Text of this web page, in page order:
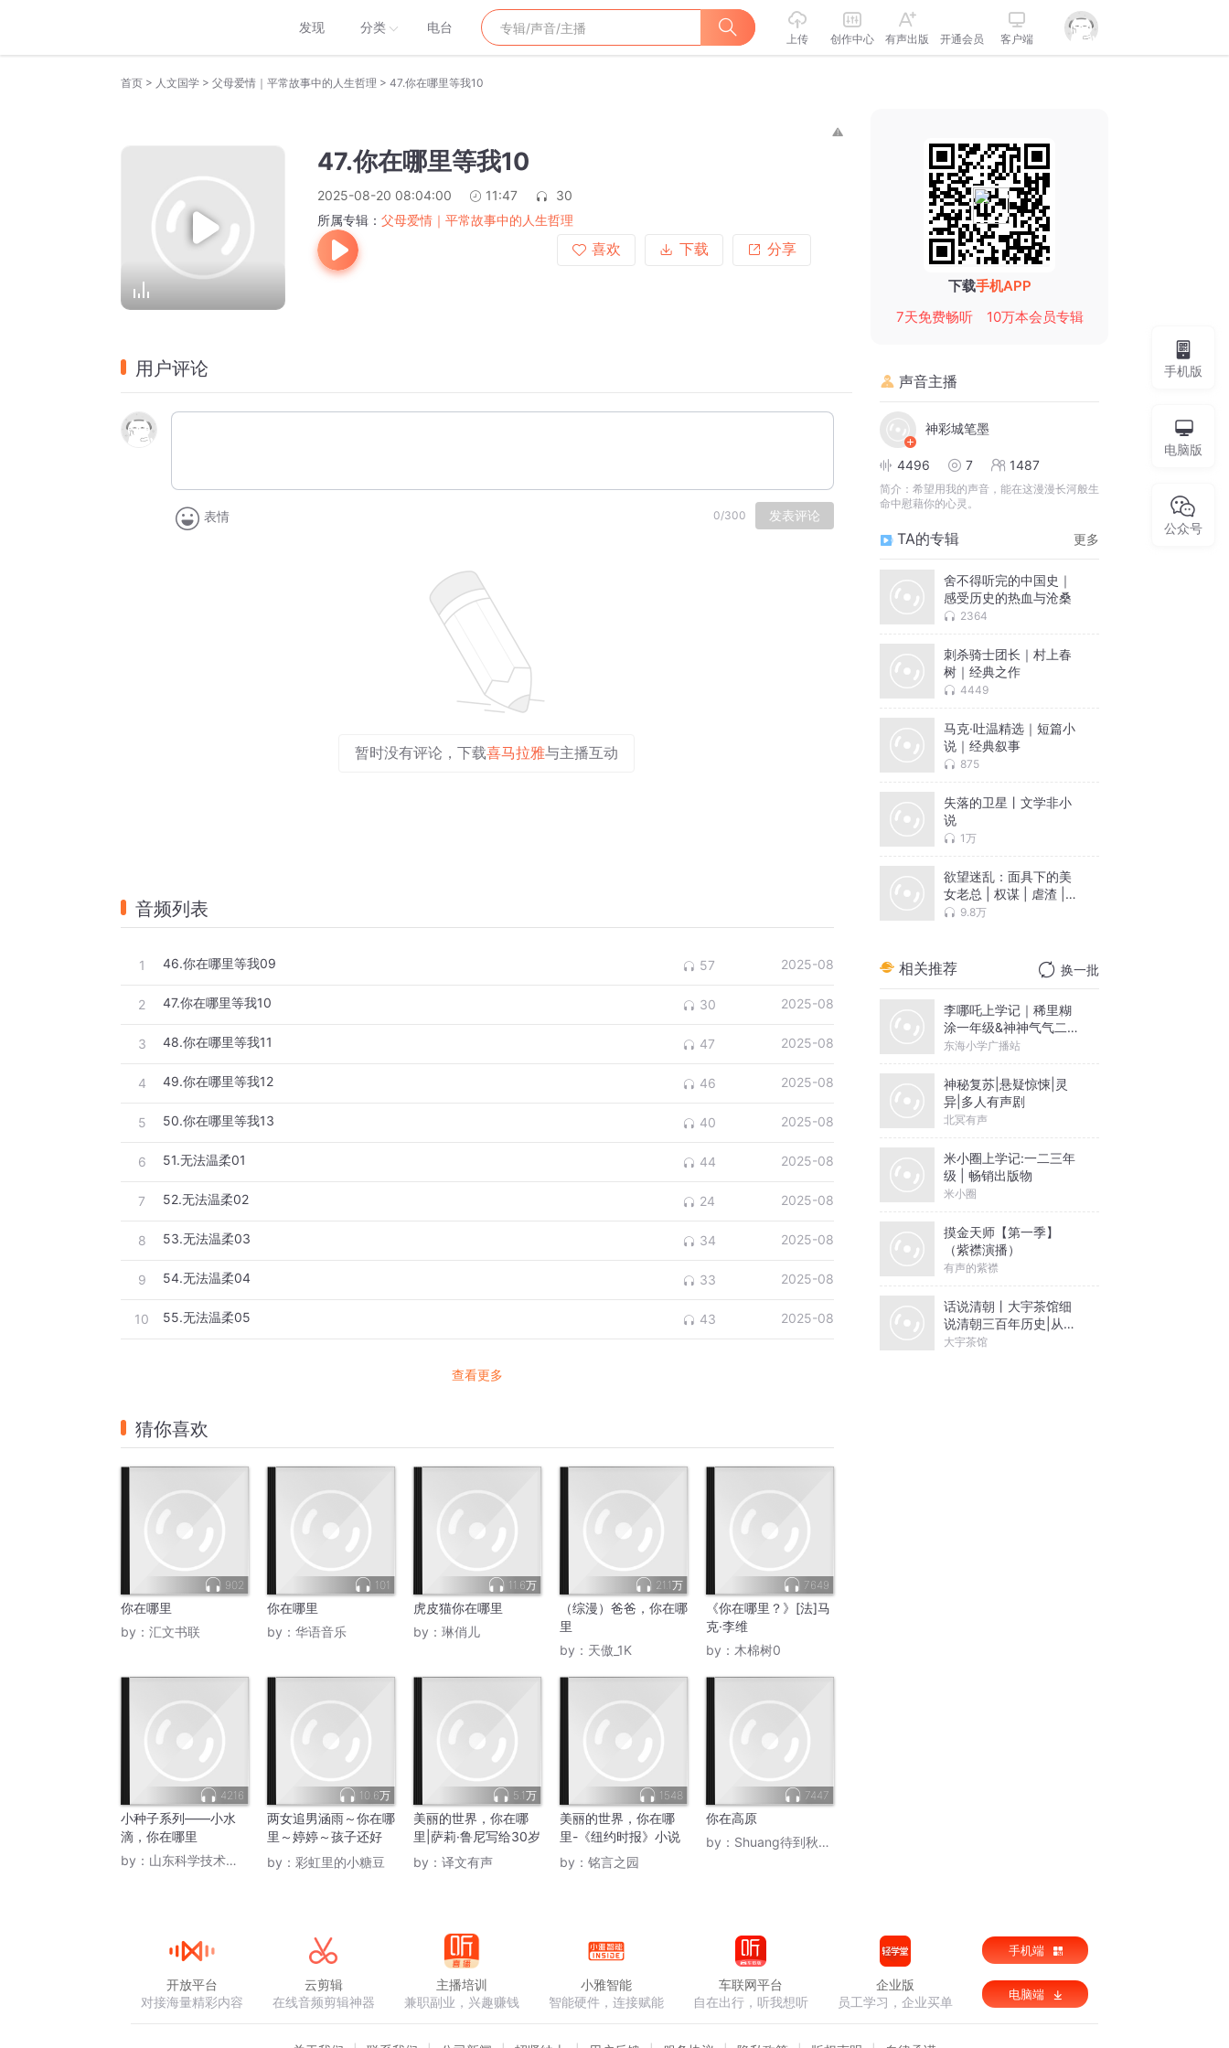
发现 分类 电台
上传 创作中心 有声出版 开通会员 客户端
首页 > 人文国学 > 父母爱情｜平常故事中的人生哲理 > 47.你在哪里等我10
47.你在哪里等我10
2025-08-20 08:04:00 11:47
30
所属专辑： 父母爱情｜平常故事中的人生哲理
喜欢
下载 分享
用户评论
表情 0/300 发表评论
暂时没有评论，下载喜马拉雅与主播互动
音频列表
1 46.你在哪里等我09 57 2025-08
2 47.你在哪里等我10 30 2025-08
3 48.你在哪里等我11 47 2025-08
4 49.你在哪里等我12 46 2025-08
5 50.你在哪里等我13 40 2025-08
6 51.无法温柔01 44 2025-08
7 52.无法温柔02 24 2025-08
8 53.无法温柔03 34 2025-08
9 54.无法温柔04 33 2025-08
10 55.无法温柔05 43 2025-08
查看更多
猜你喜欢
902
你在哪里
by： 汇文书联
101
你在哪里
by： 华语音乐
11.6万
虎皮猫你在哪里
by： 琳俏儿
21.1万
（综漫）爸爸，你在哪
里
by： 天傲_1K
7649
《你在哪里？》[法]马
克·李维
by： 木棉树0
4216
小种子系列——小水
滴，你在哪里
by： 山东科学技术出版社
10.6万
两女追男涵雨～你在哪
里～婷婷～孩子还好
吗……
by： 彩虹里的小糖豆
5.1万
美丽的世界，你在哪
里|萨莉·鲁尼写给30岁
后的爱情
by： 译文有声
1548
美丽的世界，你在哪
里-《纽约时报》小说
排行榜第一名
by： 铭言之园
7447
你在高原
by： Shuang待到秋来九月八
下载手机APP
7天免费畅听
10万本会员专辑
声音主播
神彩城笔墨
4496 7 1487
简介： 希望用我的声音，能在这漫漫长河般生
命中慰藉你的心灵。
TA的专辑 更多
舍不得听完的中国史｜
感受历史的热血与沧桑
2364
刺杀骑士团长｜村上春
树｜经典之作
4449
马克·吐温精选｜短篇小
说｜经典叙事
875
失落的卫星丨文学非小
说
1万
欲望迷乱：面具下的美
女老总 | 权谋 | 虐渣 |
免费9.8万
相关推荐 换一批
李哪吒上学记｜稀里糊
涂一年级&神神气气二年
级
东海小学广播站
神秘复苏|悬疑惊悚|灵
异|多人有声剧
北冥有声
米小圈上学记:一二三年
级 | 畅销出版物
米小圈
摸金天师【第一季】
（紫襟演播）
有声的紫襟
话说清朝丨大宇茶馆细
说清朝三百年历史|从努
尔哈赤到末代皇帝溥仪|
大宇茶馆
手机版
电脑版
公众号
开放平台
对接海量精彩内容
云剪辑
在线音频剪辑神器
主播培训
兼职副业，兴趣赚钱
小雅智能
智能硬件，连接赋能
车联网平台
自在出行，听我想听
企业版
员工学习，企业买单
手机端
电脑端